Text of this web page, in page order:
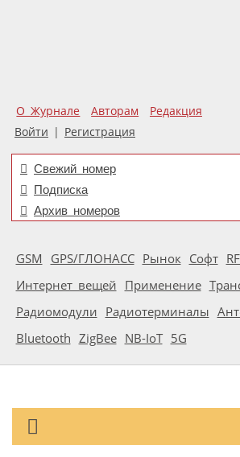
О Журнале Авторам
Редакция
Войти | Регистрация
Свежий номер
Подписка
Архив номеров
GSM GPS/ГЛОНАСС Рынок Софт
Интернет вещей Применение
Радиомодули Радиотерминалы
Bluetooth ZigBee NB-IoT 5G